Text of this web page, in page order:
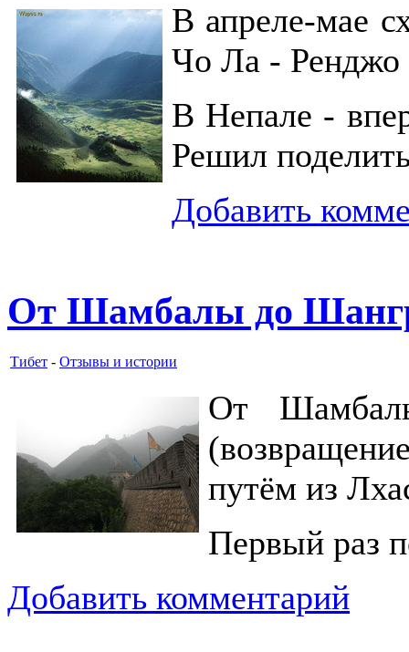
В апреле-мае
Чо Ла - Ренджо
В Непале -
Решил
Добавить
От Шамбалы до
Тибет - Отзывы и истории
От
путём из
Первый раз
Добавить комментарий